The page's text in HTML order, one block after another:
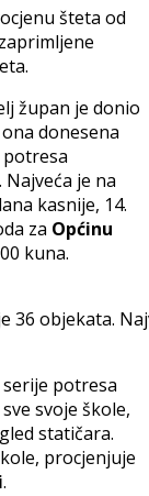
šteta od
župan je donio
ona donesena
potresa
je na
kasnije, 14.
za Općinu
kuna.
36 objekata.
potresa
svoje škole,
statičara.
procjenjuje
.